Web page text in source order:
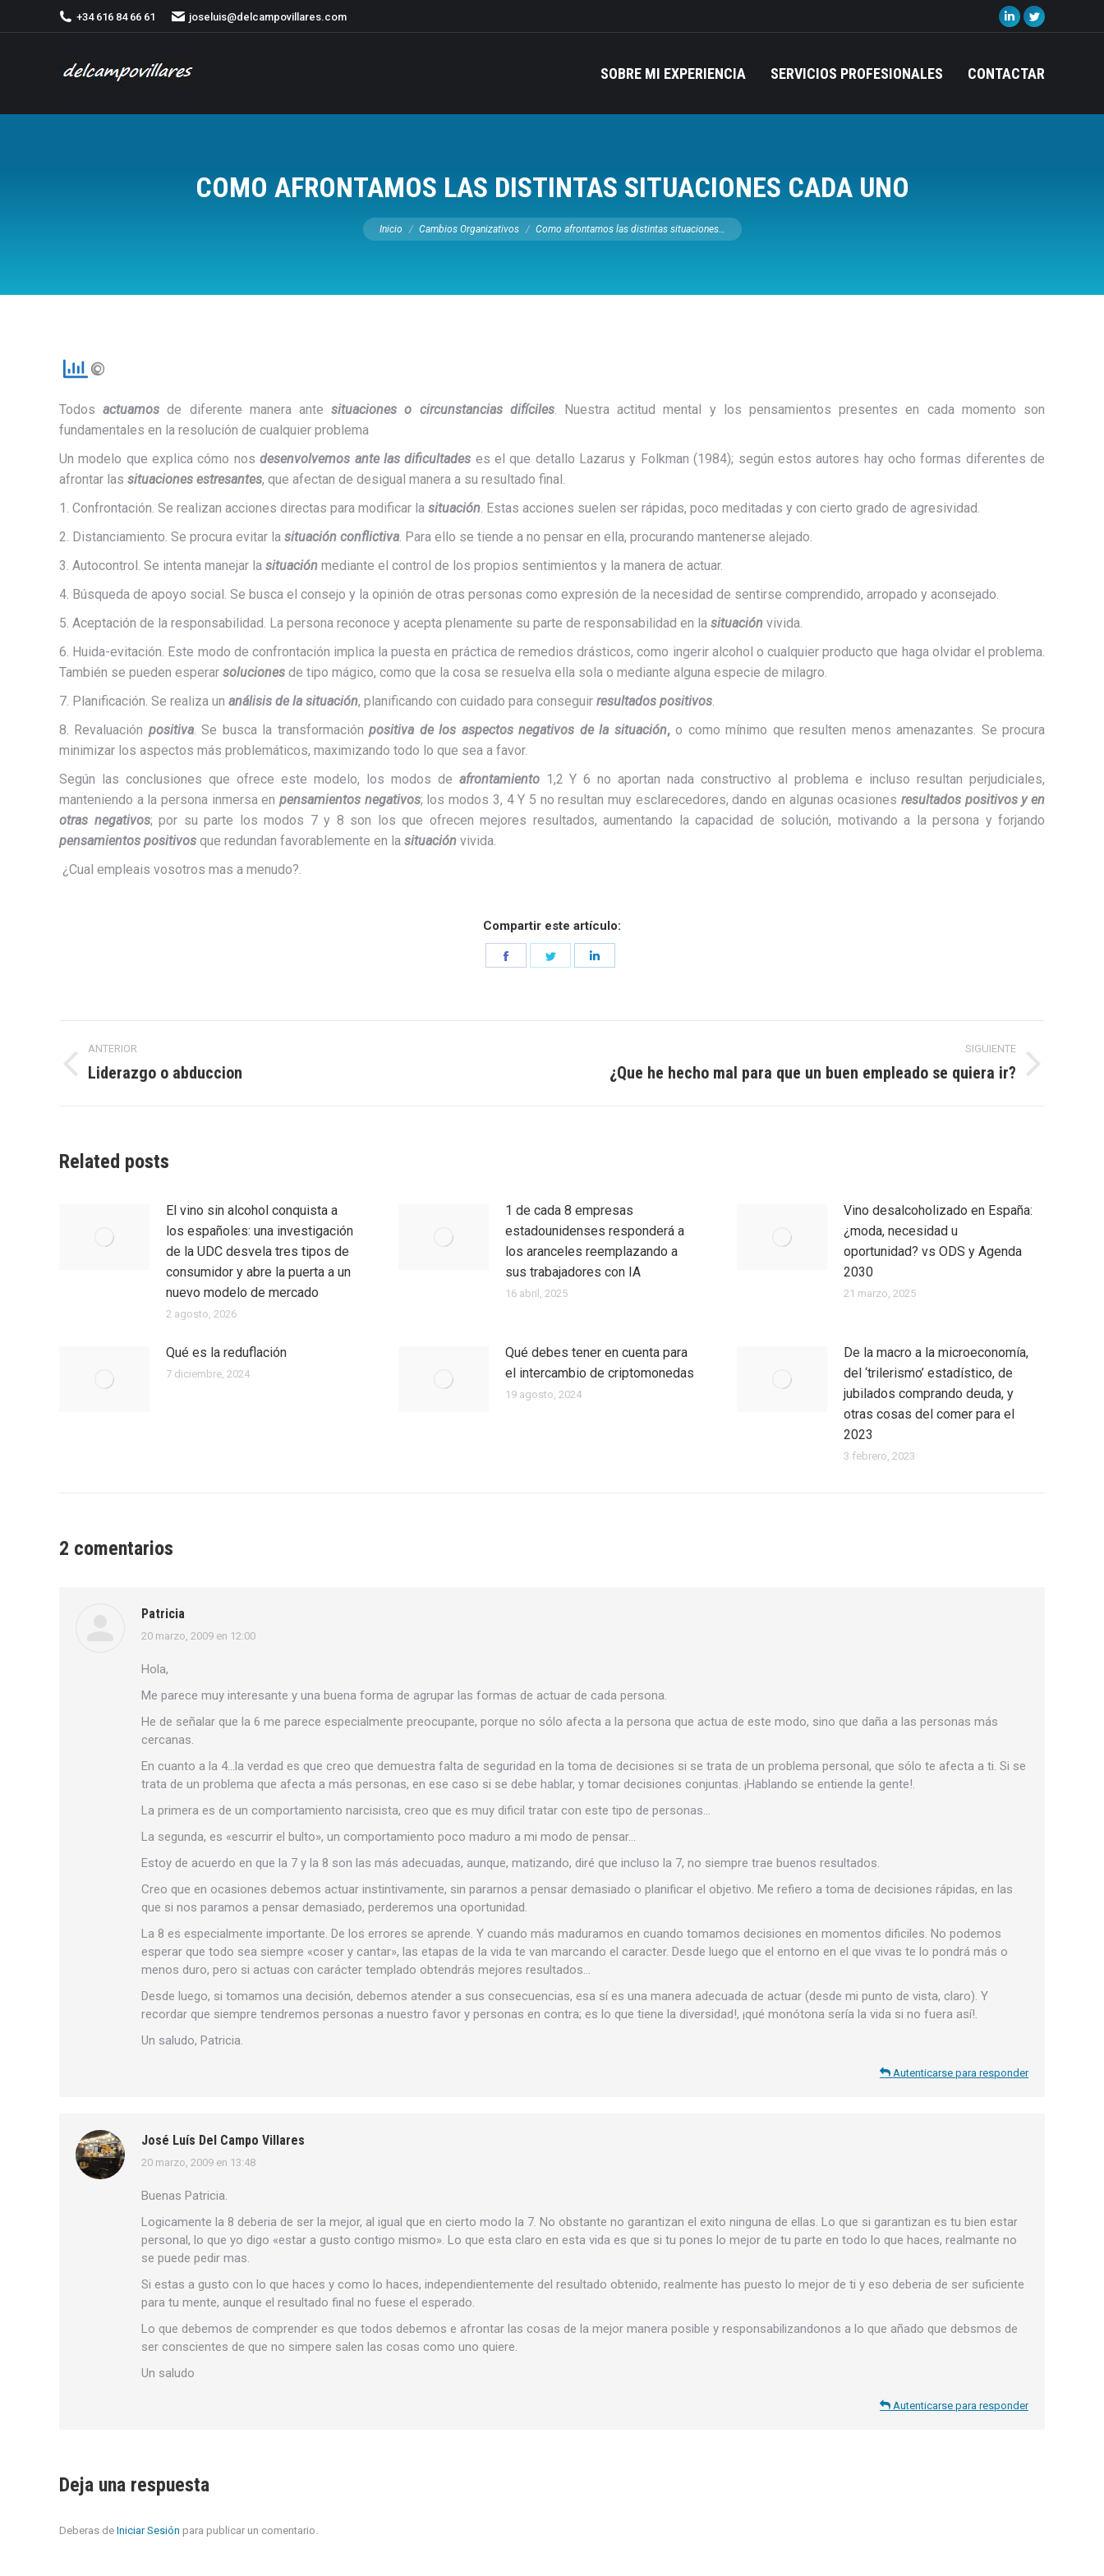
+34 616 84 66 61 joseluis@delcampovillares.com
Linkedin
opens
new
Twitter
opens
new
SOBRE MI EXPERIENCIA SERVICIOS PROFESIONALES CONTACTAR
COMO AFRONTAMOS LAS DISTINTAS SITUACIONES CADA UNO
Estás aquí:
Inicio Cambios Organizativos Como afrontamos las distintas situaciones…
Todos actuamos de diferente manera antesituaciones o circunstancias difíciles. Nuestra actitud mental y los pensamientos presentes en cada momento son
fundamentales en la resolución de cualquier problema
Un modelo que explica cómo nosdesenvolvemos ante las dificultades es el que detallo Lazarus y Folkman (1984); según estos autores hay ocho formas diferentes de
afrontar las situaciones estresantes, que afectan de desigual manera a su resultado final.
1. Confrontación. Se realizan acciones directas para modificar la situación. Estas acciones suelen ser rápidas, poco meditadas y con cierto grado de agresividad.
2. Distanciamiento. Se procura evitar la situación conflictiva. Para ello se tiende a no pensar en ella, procurando mantenerse alejado.
3. Autocontrol. Se intenta manejar la situación mediante el control de los propios sentimientos y la manera de actuar.
4. Búsqueda de apoyo social. Se busca el consejo y la opinión de otras personas como expresión de la necesidad de sentirse comprendido, arropado y aconsejado.
5. Aceptación de la responsabilidad. La persona reconoce y acepta plenamente su parte de responsabilidad en la situación vivida.
6. Huida-evitación. Este modo de confrontación implica la puesta en práctica de remedios drásticos, como ingerir alcohol o cualquier producto que haga olvidar el problema.
También se pueden esperar soluciones de tipo mágico, como que la cosa se resuelva ella sola o mediante alguna especie de milagro.
7. Planificación. Se realiza un análisis de la situación, planificando con cuidado para conseguir resultados positivos.
8. Revaluación positiva. Se busca la transformaciónpositiva de los aspectos negativos de la situación,o como mínimo que resulten menos amenazantes. Se procura
minimizar los aspectos más problemáticos, maximizando todo lo que sea a favor.
Según las conclusiones que ofrece este modelo, los modos de afrontamiento1,2 Y 6 no aportan nada constructivo al problema e incluso resultan perjudiciales,
manteniendo a la persona inmersa enpensamientos negativos; los modos 3, 4 Y 5 no resultan muy esclarecedores, dando en algunas ocasiones resultados positivos y en
otras negativos; por su parte los modos 7 y 8 son los que ofrecen mejores resultados, aumentando la capacidad de solución, motivando a la persona y forjando
pensamientos positivos que redundan favorablemente en la situación vivida.
¿Cual empleais vosotros mas a menudo?.
Compartir este artículo:
Share
Navegación
entre
ANTERIOR
Entrada
Liderazgo o abduccion
SIGUIENTE
Entrada¿Que he hecho mal para que un buen empleado se quiera ir?
Related posts
El vino sin alcohol conquista a
los españoles: una investigación
de la UDC desvela tres tipos de
consumidor y abre la puerta a un
nuevo modelo de mercado
2 agosto, 2026
1 de cada 8 empresas
estadounidenses responderá a
los aranceles reemplazando a
sus trabajadores con IA
16 abril, 2025
Vino desalcoholizado en España:
¿moda, necesidad u
oportunidad? vs ODS y Agenda
2030
21 marzo, 2025
Qué es la reduflación
7 diciembre, 2024
Qué debes tener en cuenta para
el intercambio de criptomonedas
19 agosto, 2024
De la macro a la microeconomía,
del ‘trilerismo’ estadístico, de
jubilados comprando deuda, y
otras cosas del comer para el
2023
3 febrero, 2023
2 comentarios
Patricia
dice:
20 marzo, 2009 en 12:00
Hola,
Me parece muy interesante y una buena forma de agrupar las formas de actuar de cada persona.
He de señalar que la 6 me parece especialmente preocupante, porque no sólo afecta a la persona que actua de este modo, sino que daña a las personas más
cercanas.
En cuanto a la 4…la verdad es que creo que demuestra falta de seguridad en la toma de decisiones si se trata de un problema personal, que sólo te afecta a ti. Si se
trata de un problema que afecta a más personas, en ese caso si se debe hablar, y tomar decisiones conjuntas. ¡Hablando se entiende la gente!.
La primera es de un comportamiento narcisista, creo que es muy dificil tratar con este tipo de personas…
La segunda, es «escurrir el bulto», un comportamiento poco maduro a mi modo de pensar…
Estoy de acuerdo en que la 7 y la 8 son las más adecuadas, aunque, matizando, diré que incluso la 7, no siempre trae buenos resultados.
Creo que en ocasiones debemos actuar instintivamente, sin pararnos a pensar demasiado o planificar el objetivo. Me refiero a toma de decisiones rápidas, en las
que si nos paramos a pensar demasiado, perderemos una oportunidad.
La 8 es especialmente importante. De los errores se aprende. Y cuando más maduramos en cuando tomamos decisiones en momentos dificiles. No podemos
esperar que todo sea siempre «coser y cantar», las etapas de la vida te van marcando el caracter. Desde luego que el entorno en el que vivas te lo pondrá más o
menos duro, pero si actuas con carácter templado obtendrás mejores resultados…
Desde luego, si tomamos una decisión, debemos atender a sus consecuencias, esa sí es una manera adecuada de actuar (desde mi punto de vista, claro). Y
recordar que siempre tendremos personas a nuestro favor y personas en contra; es lo que tiene la diversidad!, ¡qué monótona sería la vida si no fuera así!.
Un saludo, Patricia.
Autenticarse para responder
José Luís Del Campo Villares
dice:
20 marzo, 2009 en 13:48
Buenas Patricia.
Logicamente la 8 deberia de ser la mejor, al igual que en cierto modo la 7. No obstante no garantizan el exito ninguna de ellas. Lo que si garantizan es tu bien estar
personal, lo que yo digo «estar a gusto contigo mismo». Lo que esta claro en esta vida es que si tu pones lo mejor de tu parte en todo lo que haces, realmante no
se puede pedir mas.
Si estas a gusto con lo que haces y como lo haces, independientemente del resultado obtenido, realmente has puesto lo mejor de ti y eso deberia de ser suficiente
para tu mente, aunque el resultado final no fuese el esperado.
Lo que debemos de comprender es que todos debemos e afrontar las cosas de la mejor manera posible y responsabilizandonos a lo que añado que debsmos de
ser conscientes de que no simpere salen las cosas como uno quiere.
Un saludo
Autenticarse para responder
Deja una respuesta
Deberas de Iniciar Sesión para publicar un comentario.